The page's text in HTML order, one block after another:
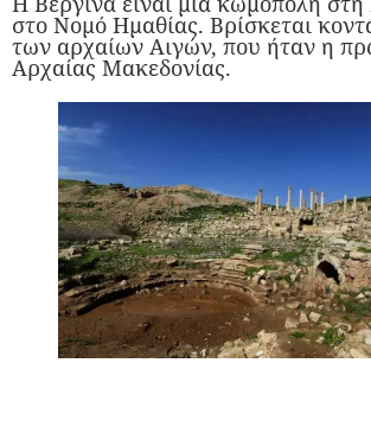
στο Νομό Ημαθίας. Βρίσκεται
των αρχαίων Αιγών, που ήταν η
Αρχαίας Μακεδονίας.